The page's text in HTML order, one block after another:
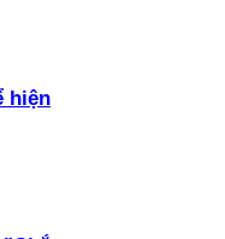
hiện